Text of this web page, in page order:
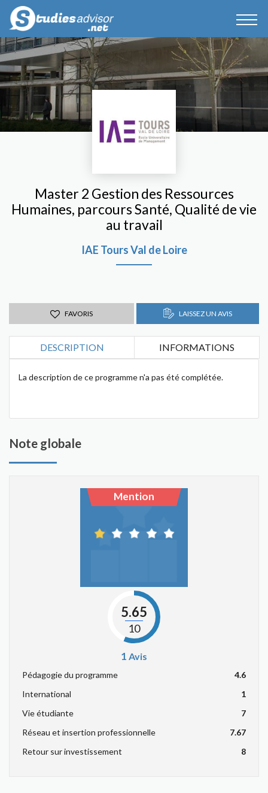
Master 2 Gestion des Ressources
Humaines, parcours Santé, Qualité de vie
au travail
IAE Tours Val de Loire
FAVORIS LAISSEZ UN AVIS
DESCRIPTION INFORMATIONS
La description de ce programme n'a pas été complétée.
Note globale
Mention
5.65
10
1 Avis
Pédagogie du programme
4.6
International
1
Vie étudiante
7
Réseau et insertion professionnelle
7.67
Retour sur investissement
8